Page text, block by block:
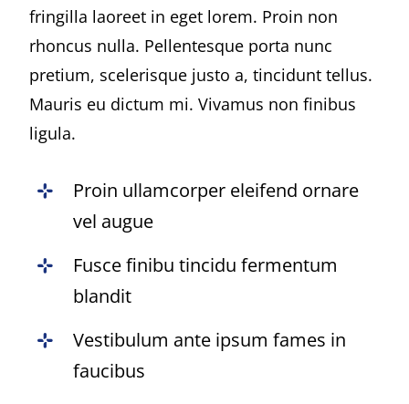
fringilla laoreet in eget lorem. Proin non
rhoncus nulla. Pellentesque porta nunc
pretium, scelerisque justo a, tincidunt tellus.
Mauris eu dictum mi. Vivamus non finibus
ligula.
Proin ullamcorper eleifend ornare
vel augue
Fusce finibu tincidu fermentum
blandit
Vestibulum ante ipsum fames in
faucibus